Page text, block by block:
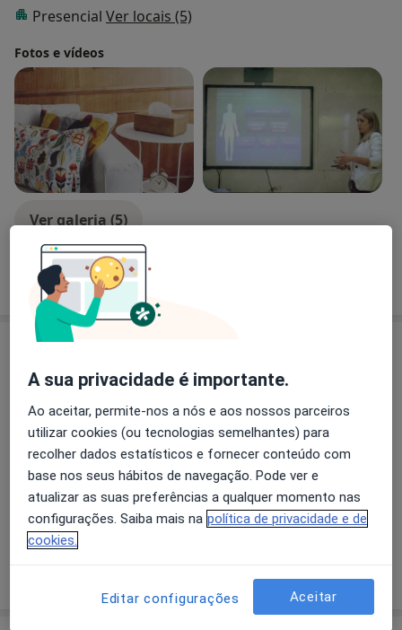
Presencial Ver locais (5)
Fotos e vídeos
Ver galeria (5)
Mostrar mais detalhes
Novidades
Dra. Leticia Leuze Machado
4000-010
!!! Consultório de Psicologia Online — Porto e
outras localidade !!!
As consultas online são realizadas por
videochamada, com a mesma atenção,
confidencialidade e rigor profissional de uma
Antes da sessão, receberá um link de acesso
Ler mais
A sua privacidade é importante.
Ao aceitar, permite-nos a nós e aos nossos parceiros
utilizar cookies (ou tecnologias semelhantes) para
recolher dados estatísticos e fornecer conteúdo com
base nos seus hábitos de navegação. Pode ver e
atualizar as suas preferências a qualquer momento nas
configurações. Saiba mais na política de privacidade e de
cookies.
Editar configurações Aceitar